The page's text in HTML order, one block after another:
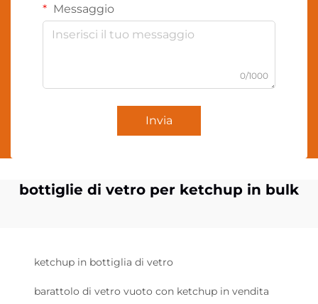
Messaggio
0/1000
Invia
bottiglie di vetro per ketchup in bulk
ketchup in bottiglia di vetro
barattolo di vetro vuoto con ketchup in vendita